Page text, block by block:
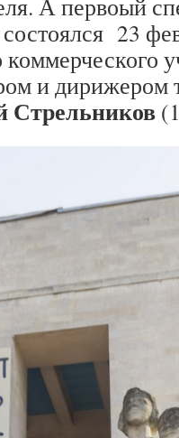
23
коммерческого
и дирижером
Стрельников